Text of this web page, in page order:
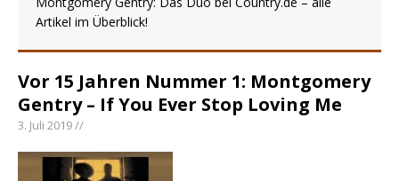
pez veröffentlicht neue Single „Late Night
Talks“ – eine Hymne auf unvergessliche
Sommernächte
Randy Travis veröffentlicht mit „I Don’t Care“
Ben Gallaher kehrt zu seinen Wurzeln zurück –
„Taylor Gold“ zeigt die Kraft der Akustik
Artikel im Überblick!
Vor 15 Jahren Nummer 1: Montgomery
Gentry – If You Ever Stop Loving Me
3. Juli 2019 //